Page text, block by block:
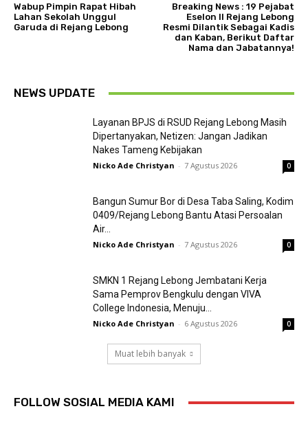
Wabup Pimpin Rapat Hibah
Lahan Sekolah Unggul
Garuda di Rejang Lebong
Breaking News : 19 Pejabat
Eselon II Rejang Lebong
Resmi Dilantik Sebagai Kadis
dan Kaban, Berikut Daftar
Nama dan Jabatannya!
NEWS UPDATE
Layanan BPJS di RSUD Rejang Lebong Masih
Dipertanyakan, Netizen: Jangan Jadikan
Nakes Tameng Kebijakan
Nicko Ade Christyan - 7 Agustus 2026 0
Bangun Sumur Bor di Desa Taba Saling, Kodim
0409/Rejang Lebong Bantu Atasi Persoalan
Air...
Nicko Ade Christyan - 7 Agustus 2026 0
SMKN 1 Rejang Lebong Jembatani Kerja
Sama Pemprov Bengkulu dengan VIVA
College Indonesia, Menuju...
Nicko Ade Christyan - 6 Agustus 2026 0
Muat lebih banyak
FOLLOW SOSIAL MEDIA KAMI